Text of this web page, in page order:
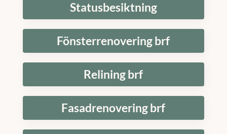
Statusbesiktning
Fönsterrenovering brf
Relining brf
Fasadrenovering brf